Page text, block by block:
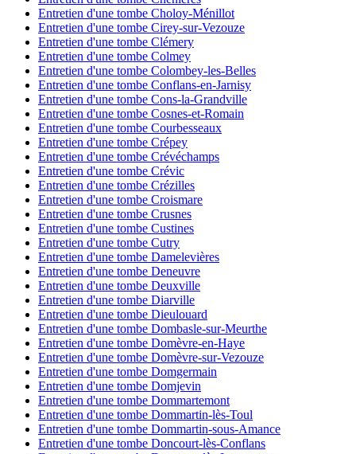
Entretien d'une tombe Choloy-Ménillot
Entretien d'une tombe Cirey-sur-Vezouze
Entretien d'une tombe Clémery
Entretien d'une tombe Colmey
Entretien d'une tombe Colombey-les-Belles
Entretien d'une tombe Conflans-en-Jarnisy
Entretien d'une tombe Cons-la-Grandville
Entretien d'une tombe Cosnes-et-Romain
Entretien d'une tombe Courbesseaux
Entretien d'une tombe Crépey
Entretien d'une tombe Crévéchamps
Entretien d'une tombe Crévic
Entretien d'une tombe Crézilles
Entretien d'une tombe Croismare
Entretien d'une tombe Crusnes
Entretien d'une tombe Custines
Entretien d'une tombe Cutry
Entretien d'une tombe Damelevières
Entretien d'une tombe Deneuvre
Entretien d'une tombe Deuxville
Entretien d'une tombe Diarville
Entretien d'une tombe Dieulouard
Entretien d'une tombe Dombasle-sur-Meurthe
Entretien d'une tombe Domèvre-en-Haye
Entretien d'une tombe Domèvre-sur-Vezouze
Entretien d'une tombe Domgermain
Entretien d'une tombe Domjevin
Entretien d'une tombe Dommartemont
Entretien d'une tombe Dommartin-lès-Toul
Entretien d'une tombe Dommartin-sous-Amance
Entretien d'une tombe Doncourt-lès-Conflans